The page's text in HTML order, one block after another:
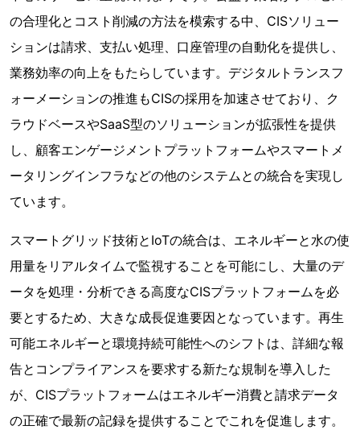
の合理化とコスト削減の方法を模索する中、CISソリュー
ションは請求、支払い処理、口座管理の自動化を提供し、
業務効率の向上をもたらしています。デジタルトランスフ
ォーメーションの推進もCISの採用を加速させており、ク
ラウドベースやSaaS型のソリューションが拡張性を提供
し、顧客エンゲージメントプラットフォームやスマートメ
ータリングインフラなどの他のシステムとの統合を実現し
ています。
スマートグリッド技術とIoTの統合は、エネルギーと水の使
用量をリアルタイムで監視することを可能にし、大量のデ
ータを処理・分析できる高度なCISプラットフォームを必
要とするため、大きな成長促進要因となっています。再生
可能エネルギーと環境持続可能性へのシフトは、詳細な報
告とコンプライアンスを要求する新たな規制を導入した
が、CISプラットフォームはエネルギー消費と請求データ
の正確で最新の記録を提供することでこれを促進します。